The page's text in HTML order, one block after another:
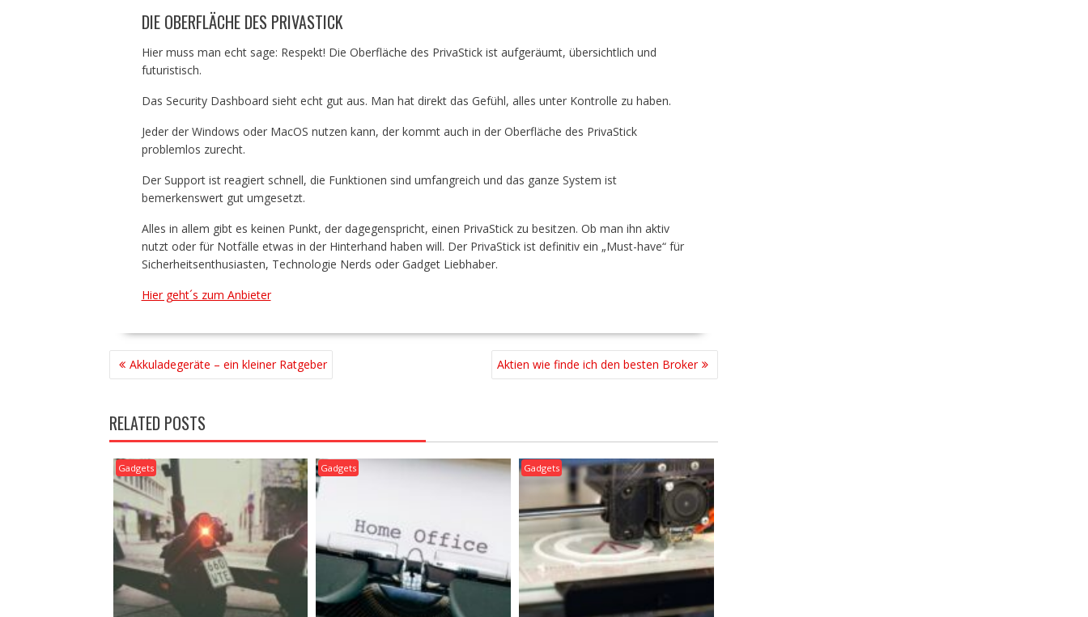
DIE OBERFLÄCHE DES PRIVASTICK
Hier muss man echt sage: Respekt! Die Oberfläche des PrivaStick ist aufgeräumt, übersichtlich und
futuristisch.
Das Security Dashboard sieht echt gut aus. Man hat direkt das Gefühl, alles unter Kontrolle zu haben.
Jeder der Windows oder MacOS nutzen kann, der kommt auch in der Oberfläche des PrivaStick
problemlos zurecht.
Der Support ist reagiert schnell, die Funktionen sind umfangreich und das ganze System ist
bemerkenswert gut umgesetzt.
Alles in allem gibt es keinen Punkt, der dagegenspricht, einen PrivaStick zu besitzen. Ob man ihn aktiv
nutzt oder für Notfälle etwas in der Hinterhand haben will. Der PrivaStick ist definitiv ein „Must-have“ für
Sicherheitsenthusiasten, Technologie Nerds oder Gadget Liebhaber.
Hier geht´s zum Anbieter
BEITRAGSNAVIGATION
Akkuladegeräte – ein kleiner Ratgeber Aktien wie finde ich den besten Broker
RELATED POSTS
Gadgets Gadgets Gadgets